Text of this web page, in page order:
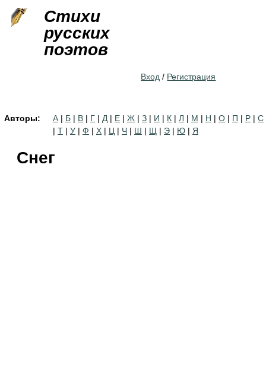
Стихи
русских
поэтов
Вход / Регистрация
Авторы: А | Б | В | Г | Д | Е | Ж | З | И | К | Л | М | Н | О | П | Р | С
| Т | У | Ф | Х | Ц | Ч | Ш | Щ | Э | Ю | Я
Снег